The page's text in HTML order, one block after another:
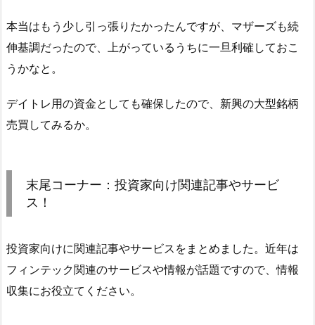
本当はもう少し引っ張りたかったんですが、マザーズも続
伸基調だったので、上がっているうちに一旦利確しておこ
うかなと。
デイトレ用の資金としても確保したので、新興の大型銘柄
売買してみるか。
末尾コーナー：投資家向け関連記事やサービ
ス！
投資家向けに関連記事やサービスをまとめました。近年は
フィンテック関連のサービスや情報が話題ですので、情報
収集にお役立てください。